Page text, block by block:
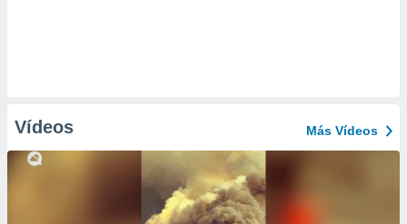
Vídeos Más Vídeos